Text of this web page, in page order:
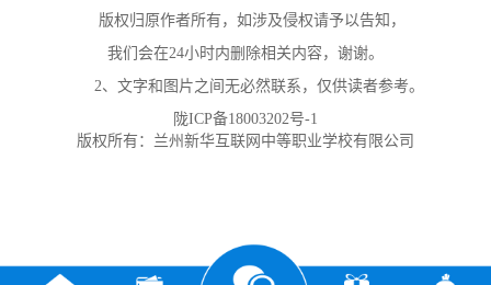
版权归原作者所有，如涉及侵权请予以告知，
我们会在24小时内删除相关内容，谢谢。
2、文字和图片之间无必然联系，仅供读者参考。
陇ICP备18003202号-1
版权所有：兰州新华互联网中等职业学校有限公司